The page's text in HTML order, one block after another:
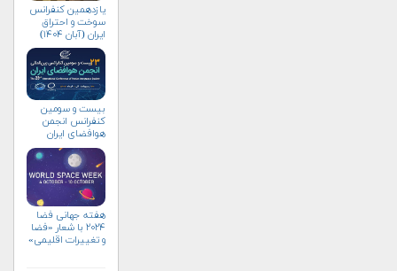
یازدهمین کنفرانس
سوخت و احتراق
ایران (آبان‌ ۱۴۰۴)
بیست و سومین
کنفرانس انجمن
هوافضای ايران
هفته جهانی فضا
۲۰۲۴ با شعار «فضا
و تغییرات اقلیمی»